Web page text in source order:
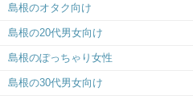
島根のオタク向け
島根の20代男女向け
島根のぽっちゃり女性
島根の30代男女向け